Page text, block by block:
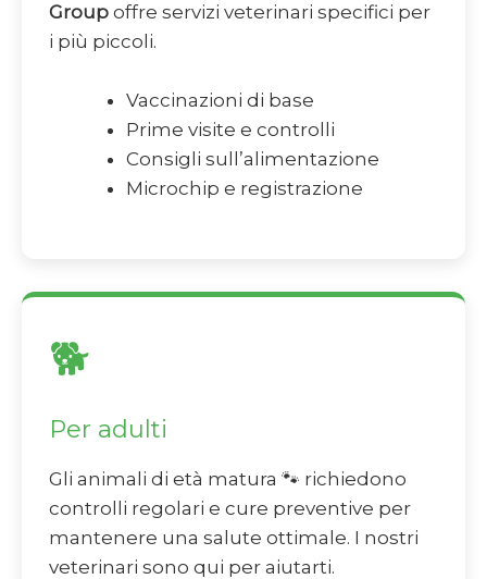
Group offre servizi veterinari specifici per
i più piccoli.
Vaccinazioni di base
Prime visite e controlli
Consigli sull’alimentazione
Microchip e registrazione
🐕
Per adulti
Gli animali di età matura 🐾 richiedono
controlli regolari e cure preventive per
mantenere una salute ottimale. I nostri
veterinari sono qui per aiutarti.